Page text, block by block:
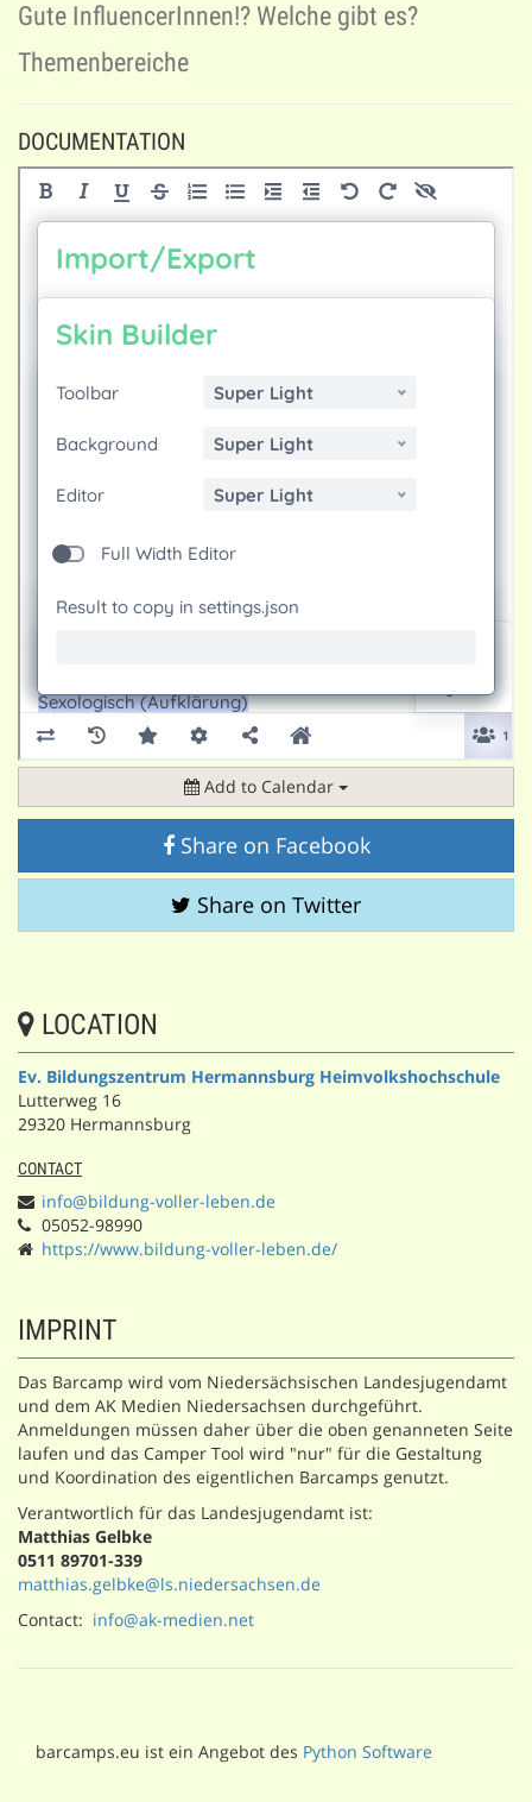
Gute InfluencerInnen!? Welche gibt es?
Themenbereiche
DOCUMENTATION
Add to Calendar
Share on Facebook
Share on Twitter
LOCATION
Ev. Bildungszentrum Hermannsburg Heimvolkshochschule
Lutterweg 16
29320 Hermannsburg
CONTACT
info@bildung-voller-leben.de
05052-98990
https://www.bildung-voller-leben.de/
IMPRINT
Das Barcamp wird vom Niedersächsischen Landesjugendamt
und dem AK Medien Niedersachsen durchgeführt.
Anmeldungen müssen daher über die oben genanneten Seite
laufen und das Camper Tool wird "nur" für die Gestaltung
und Koordination des eigentlichen Barcamps genutzt.
Verantwortlich für das Landesjugendamt ist:
Matthias Gelbke
0511 89701-339
matthias.gelbke@ls.niedersachsen.de
Contact: info@ak-medien.net
barcamps.eu ist ein Angebot des Python Software